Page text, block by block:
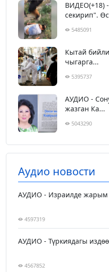
ВИДЕО(+18)
секирип".
5485091
Кытай
чыгарга...
5395737
АУДИО -
жазган Ка...
5043290
Аудио новости
АУДИО - Израилде жарым
4597319
АУДИО - Түркиядагы
4567852